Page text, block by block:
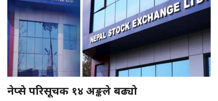
नेप्से परिसूचक १४ अङ्कले बढ्यो